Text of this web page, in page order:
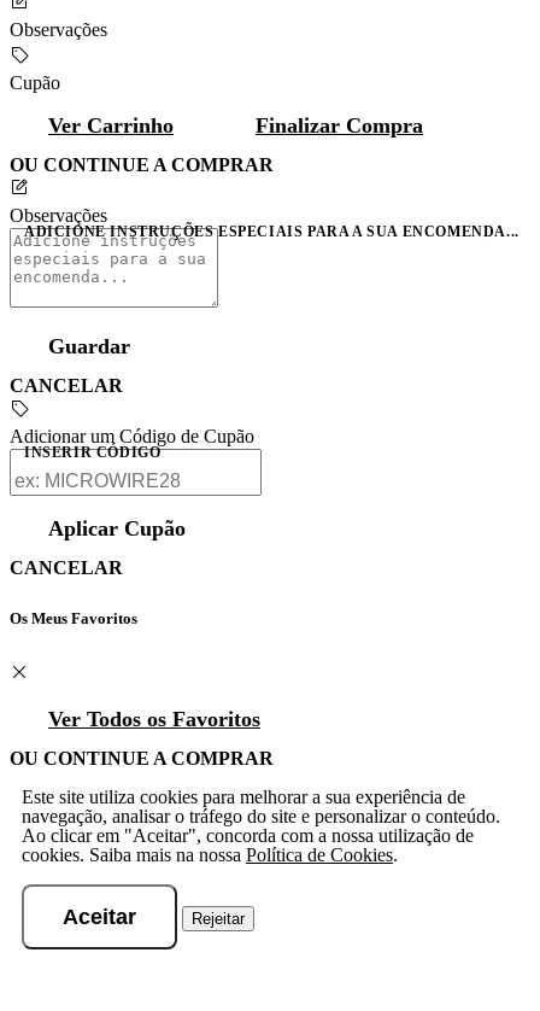
Observações
Cupão
Ver Carrinho Finalizar Compra
OU CONTINUE A COMPRAR
Observações
ADICIONE INSTRUÇÕES ESPECIAIS PARA A SUA ENCOMENDA...
Guardar
CANCELAR
Adicionar um Código de Cupão
INSERIR CÓDIGO
Aplicar Cupão
CANCELAR
Os Meus Favoritos
Ver Todos os Favoritos
OU CONTINUE A COMPRAR
Este site utiliza cookies para melhorar a sua experiência de
navegação, analisar o tráfego do site e personalizar o conteúdo.
Ao clicar em "Aceitar", concorda com a nossa utilização de
cookies. Saiba mais na nossa Política de Cookies.
Aceitar Rejeitar